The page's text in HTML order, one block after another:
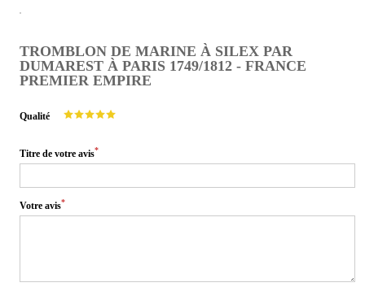
TROMBLON DE MARINE À SILEX PAR
DUMAREST À PARIS 1749/1812 - FRANCE
PREMIER EMPIRE
Qualité
Titre de votre avis*
Votre avis*